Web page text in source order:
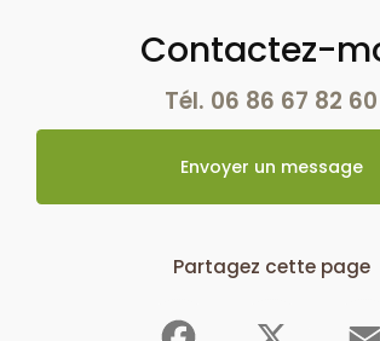
Contactez-
Tél. 06 86 67 82 60
Envoyer un message
Partagez cette page